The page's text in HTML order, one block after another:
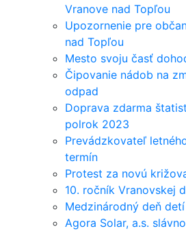
Vranove nad Topľou
Upozornenie pre
nad Topľou
Mesto svoju časť
Čipovanie nádob na
odpad
Doprava zdarma
polrok 2023
Prevádzkovateľ
termín
Protest za novú
10. ročník Vranovskej
Medzinárodný deň detí
Agora Solar, a.s.